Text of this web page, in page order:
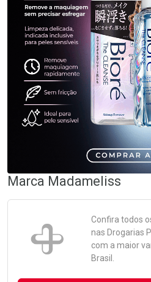
Marca Madameliss
Confira todos
nas Drogarias
com a maior
Brasil.